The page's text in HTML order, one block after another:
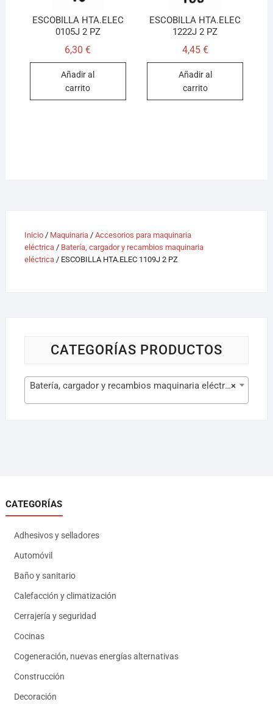
ESCOBILLA HTA.ELEC
0105J 2 PZ
6,30€
Añadir al
carrito
ESCOBILLA HTA.ELEC
1222J 2 PZ
4,45 €
Añadir al
carrito
Inicio/ Maquinaria/ Accesorios para maquinaria
eléctrica/ Batería, cargador y recambios maquinaria
eléctrica/ ESCOBILLA HTA.ELEC 1109J 2 PZ
CATEGORÍAS PRODUCTOS
×
Batería, cargador y recambios maquinaria eléctrica (105)
CATEGORÍAS
Adhesivos y selladores
Automóvil
Baño y sanitario
Calefacción y climatización
Cerrajería y seguridad
Cocinas
Cogeneración, nuevas energías alternativas
Construcción
Decoración